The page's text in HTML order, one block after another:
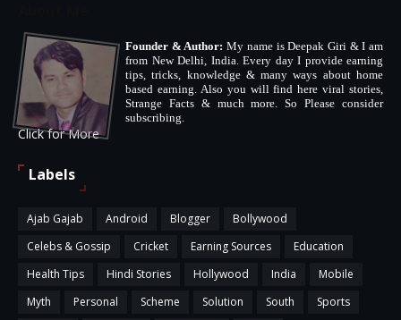
Founder & Author: My name is Deepak Giri & I am
from New Delhi, India. Every day I provide earning
tips, tricks, knowledge & many ways about home
based earning. Also you will find here viral stories,
Strange Facts & much more. So Please consider
subscribing.
Click for More
Labels
Ajab Gajab Android Blogger
Bollywood
Celebs & Gossip
Cricket Earning Sources
Education
Health Tips
Hindi Stories Hollywood India
Mobile
Myth
Personal Scheme Solution South
Sports